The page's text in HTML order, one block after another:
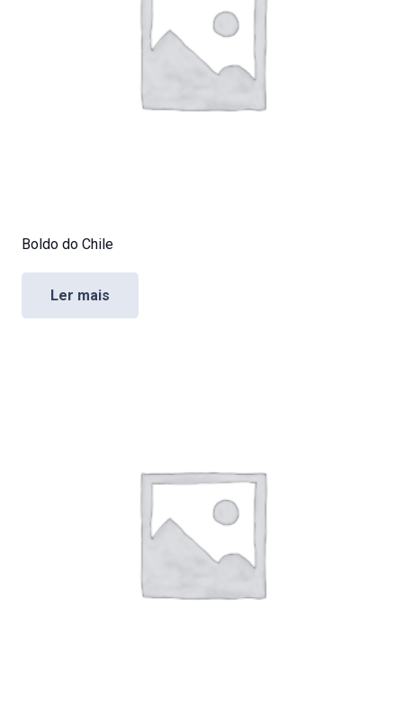
Boldo do Chile
Ler mais